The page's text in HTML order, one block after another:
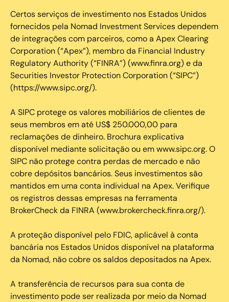
Certos serviços de investimento nos Estados Unidos
fornecidos pela Nomad Investment Services dependem
de integrações com parceiros, como a Apex Clearing
Corporation (“Apex”), membro da Financial Industry
Regulatory Authority (“FINRA”) (www.finra.org) e da
Securities Investor Protection Corporation (“SIPC”)
(https://www.sipc.org/).
A SIPC protege os valores mobiliários de clientes de
seus membros em até US$ 250.000,00 para
reclamações de dinheiro. Brochura explicativa
disponível mediante solicitação ou em www.sipc.org. O
SIPC não protege contra perdas de mercado e não
cobre depósitos bancários. Seus investimentos são
mantidos em uma conta individual na Apex. Verifique
os registros dessas empresas na ferramenta
BrokerCheck da FINRA (www.brokercheck.finra.org/).
A proteção disponível pelo FDIC, aplicável à conta
bancária nos Estados Unidos disponível na plataforma
da Nomad, não cobre os saldos depositados na Apex.
A transferência de recursos para sua conta de
investimento pode ser realizada por meio da Nomad